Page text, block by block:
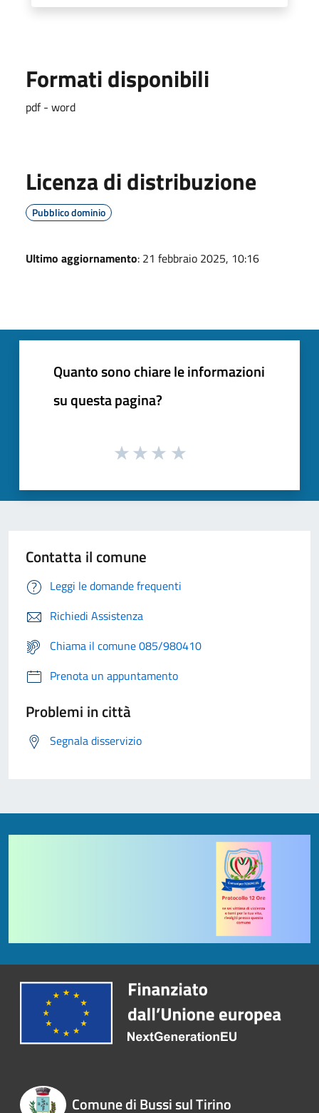
Formati disponibili
pdf - word
Licenza di distribuzione
Pubblico dominio
Ultimo aggiornamento: 21 febbraio 2025, 10:16
Quanto sono chiare le informazioni
su questa pagina?
Contatta il comune
Leggi le domande frequenti
Richiedi Assistenza
Chiama il comune 085/980410
Prenota un appuntamento
Problemi in città
Segnala disservizio
Comune di Bussi sul Tirino